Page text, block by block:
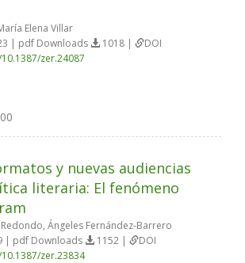
Elena Villar
| pdf Downloads 1018 |
DOI
zer.24087
y nuevas audiencias
literaria: El fenómeno
Ángeles Fernández-Barrero
| pdf Downloads 1152 |
DOI
zer.23834